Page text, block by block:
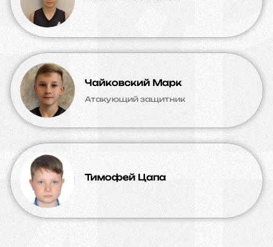
Чайковский Марк
Атакующий защитник
Тимофей Цапа